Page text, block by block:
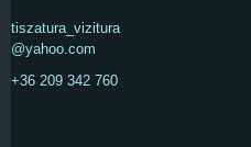
tiszatura_vizitura
@yahoo.com
+36 209 342 760